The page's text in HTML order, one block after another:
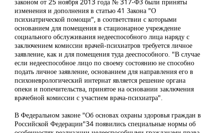
изменения и дополнения в статью 41 Закона "О
психиатрической помощи", в соответствии с которыми
основанием для помещения в стационарное учреждение
социального обслуживания недееспособного лица наряду с
заключением комиссии врачей-психиатров требуется личное
заявление, как и для помещения туда дееспособного. "В случае
если недееспособное лицо по своему состоянию не способно
подать личное заявление, основанием для направления его в
психоневрологический интернат является решение органа
опеки и попечительства, принятое на основании заключения
врачебной комиссии с участием врача-психиатра".
В Федеральном законе "Об основах охраны здоровья граждан в
Российской Федерации"34 появились специальные нормы об